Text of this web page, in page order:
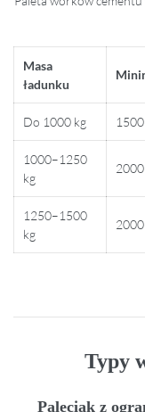
Masa
ładunku
Do 1000 kg
1000–1250
kg
1250–1500
kg
Typy
Paleciak z